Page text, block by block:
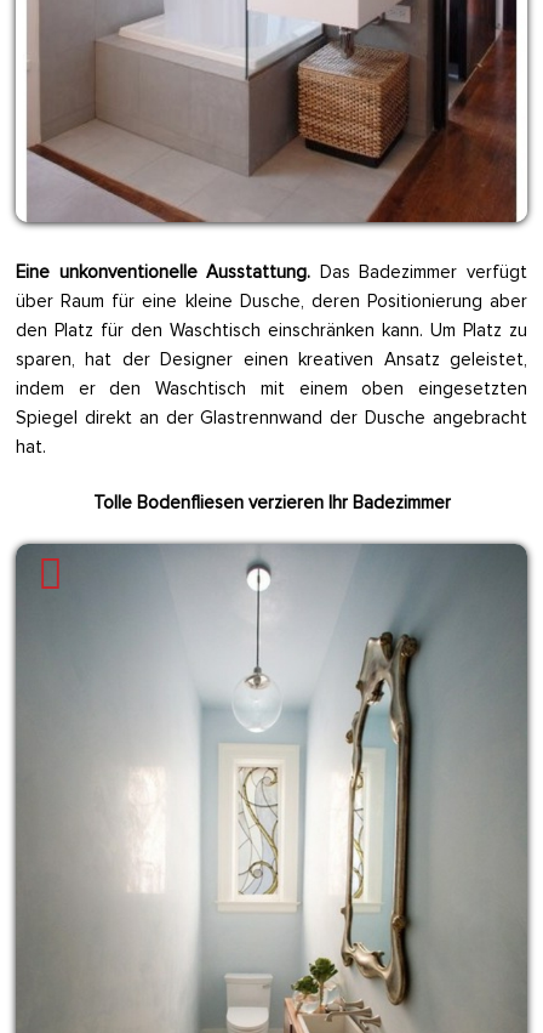
Eine unkonventionelle Ausstattung. Das Badezimmer verfügt
über Raum für eine kleine Dusche, deren Positionierung aber
den Platz für den Waschtisch einschränken kann. Um Platz zu
sparen, hat der Designer einen kreativen Ansatz geleistet,
indem er den Waschtisch mit einem oben eingesetzten
Spiegel direkt an der Glastrennwand der Dusche angebracht
hat.
Tolle Bodenfliesen verzieren Ihr Badezimmer